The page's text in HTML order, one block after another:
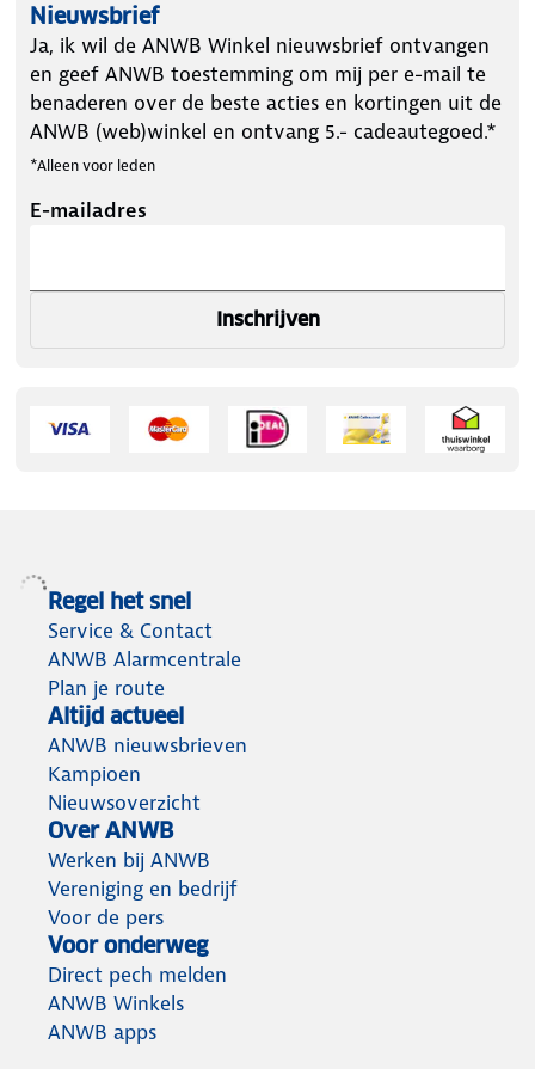
Nieuwsbrief
Ja, ik wil de ANWB Winkel nieuwsbrief ontvangen
en geef ANWB toestemming om mij per e-mail te
benaderen over de beste acties en kortingen uit de
ANWB (web)winkel en ontvang 5.- cadeautegoed.*
*Alleen voor leden
E-mailadres
Inschrijven
Regel het snel
Service & Contact
ANWB Alarmcentrale
Plan je route
Altijd actueel
ANWB nieuwsbrieven
Kampioen
Nieuwsoverzicht
Over ANWB
Werken bij ANWB
Vereniging en bedrijf
Voor de pers
Voor onderweg
Direct pech melden
ANWB Winkels
ANWB apps